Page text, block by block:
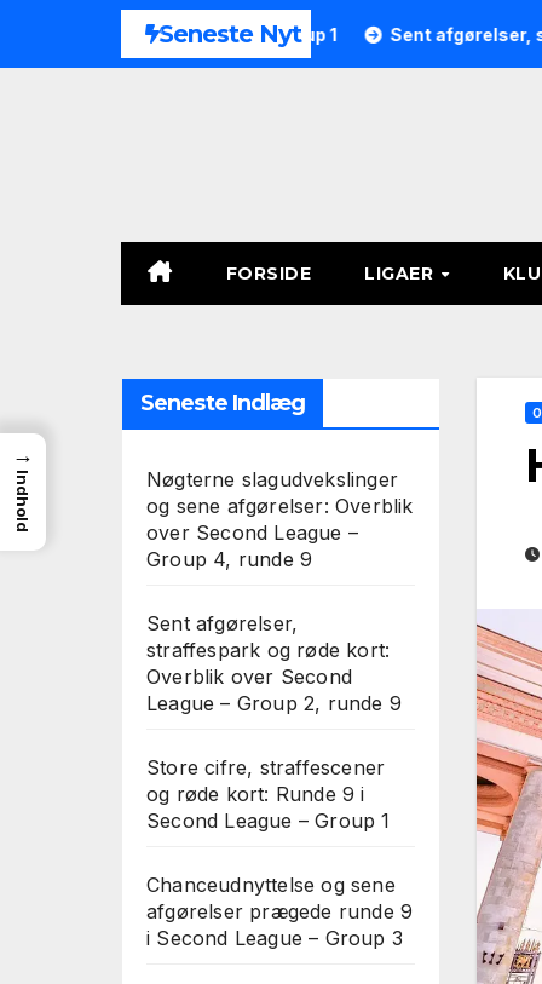
Seneste Nyt
League – Group 1 Sent afgørelser, straffespark
FORSIDE LIGAER
Seneste Indlæg
Nøgterne slagudvekslinger
og sene afgørelser: Overblik
over Second League –
Group 4, runde 9
Sent afgørelser,
straffespark og røde kort:
Overblik over Second
League – Group 2, runde 9
Store cifre, straffescener
og røde kort: Runde 9 i
Second League – Group 1
Chanceudnyttelse og sene
afgørelser prægede runde 9
i Second League – Group 3
→
Indhold